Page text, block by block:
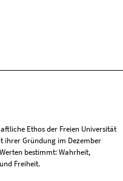
Ethos der Freien Universität
ihrer Gründung im Dezember
bestimmt: Wahrheit,
Freiheit.